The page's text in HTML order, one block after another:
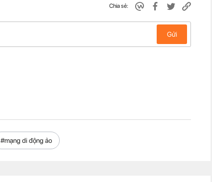
Chia sẻ:
Gửi
#mạng di động ảo